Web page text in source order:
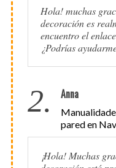
Hola! muchas
decoración es
encuentro el
¿Podrías
2. Anna
pared en
¡Hola! Muchas